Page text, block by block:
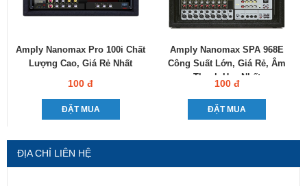
Amply Nanomax Pro 100i Chất
Lượng Cao, Giá Rẻ Nhất
100 đ
ĐẶT MUA
Amply Nanomax SPA 968E
Công Suất Lớn, Giá Rẻ, Âm
Thanh Hay Nhất
100 đ
ĐẶT MUA
ĐỊA CHỈ LIÊN HỆ